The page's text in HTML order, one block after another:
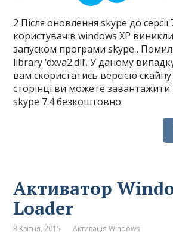
2 Після оновлення skype до серсії
користувачів windows XP
запуском програми skype .
library ‘dxva2.dll’. У даному
вам скористатись версією скайпу
сторінці ви можете
skype 7.4 безкоштовно.
Активатор
Loader
8 Квітня, 2015 Активація Windows